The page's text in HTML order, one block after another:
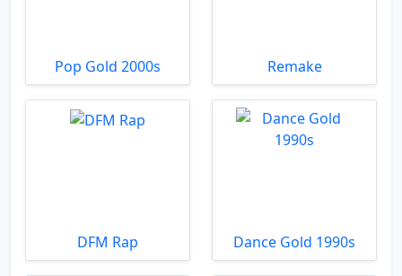
Pop Gold 2000s Remake
DFM Rap Dance Gold 1990s